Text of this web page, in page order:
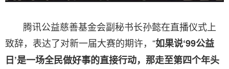
腾讯公益慈善基金会副秘书长孙懿在直播仪式上
致辞，表达了对新一届大赛的期许，“如果说‘99公益
日’是一场全民做好事的直接行动，那走至第四个年头